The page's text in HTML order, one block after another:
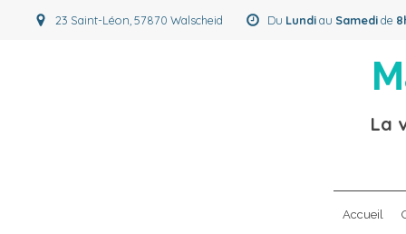
23 Saint-Léon, 57870 Walscheid Du Lundiau Samedide
La
Accueil